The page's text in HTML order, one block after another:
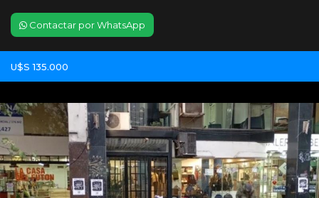
Contactar por WhatsApp
U$S 135.000